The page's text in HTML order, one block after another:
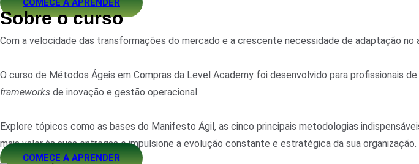
COMECE A APRENDER
Sobre o curso
Com a velocidade das transformações do mercado e a crescente necessidade de adaptação
O curso de Métodos Ágeis em Compras da Level Academy foi desenvolvido para profissionais
frameworks de inovação e gestão operacional.
Explore tópicos como as bases do Manifesto Ágil, as cinco principais metodologias
mais valor às suas entregas e impulsione a evolução constante e estratégica da sua organização.
COMECE A APRENDER